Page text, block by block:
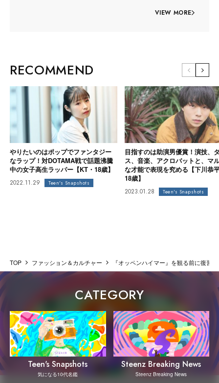
VIEW MORE
RECOMMEND
やりたいのはポップでファンタジー
なラップ！対DOTAMA戦で話題沸騰
中の女子高生ラッパー【KT・18歳】
2022.11.29 Teen's Snapshots
目指すのは助演男優賞！演技、
ス、音楽、アクロバットと、マ
な才能で表現を究める【下川恭
18歳】
2023.01.28 Teen's Snapshots
TOP ファッション＆カルチャー 『オッペンハイマー』を観る前に復習
CATEGORY
Teen's Snapshots
気になる10代名鑑
Steenz Breaking News
Steenz Breaking News